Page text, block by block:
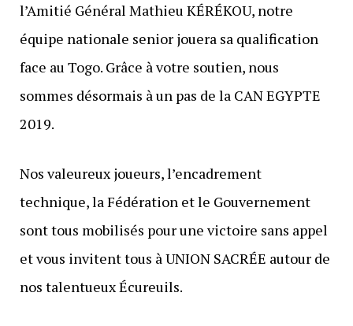
l’Amitié Général Mathieu KÉRÉKOU, notre
équipe nationale senior jouera sa qualification
face au Togo. Grâce à votre soutien, nous
sommes désormais à un pas de la CAN EGYPTE
2019.
Nos valeureux joueurs, l’encadrement
technique, la Fédération et le Gouvernement
sont tous mobilisés pour une victoire sans appel
et vous invitent tous à UNION SACRÉE autour de
nos talentueux Écureuils.